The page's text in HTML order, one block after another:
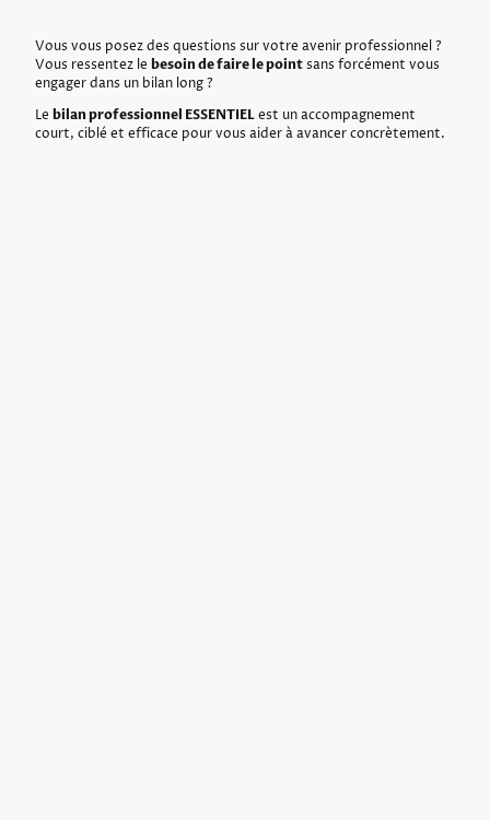
Vous vous posez des questions sur votre avenir professionnel ?
Vous ressentez le besoin de faire le pointsans forcément vous
engager dans un bilan long ?
Le bilan professionnel ESSENTIELest un accompagnement
court, ciblé et efficace pour vous aider à avancer concrètement.